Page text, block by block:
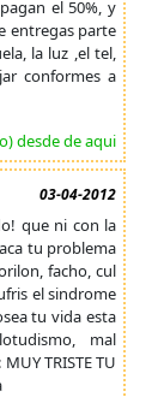
el 50%, y
entregas parte
la luz ,el tel,
conformes a
desde de aqui
03-04-2012
que ni con la
tu problema
facho, cul
el sindrome
tu vida esta
mal
TRISTE TU